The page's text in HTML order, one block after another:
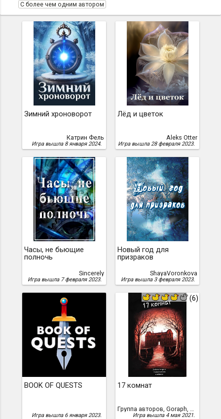
С более чем одним автором
Зимний хроноворот
Катрин Фель
Игра вышла 8 января 2024.
Лёд и цветок
Aleks Otter
Игра вышла 28 февраля 2023.
Часы, не бьющие
полночь
Sincerely
Игра вышла 7 февраля 2023.
Новый год для
призраков
ShayaVoronkova
Игра вышла 3 февраля 2023.
BOOK OF QUESTS
Игра вышла 6 января 2023.
(6)
17 комнат
Группа авторов, Goraph, Khaelenmore, techniX, Enola, Айвазян, Артур, yandexx, Добранов, Вячеслав, Косых, Пётр, qwerty, Irremann, Ajenta, Librarian Oak, Zlobot, Ласточкин, Антон, blinovvi, spline1986, Oreolek, Cheshire, Антон Артамонов, Артур Айвазян, hugeping
Игра вышла 4 мая 2021.